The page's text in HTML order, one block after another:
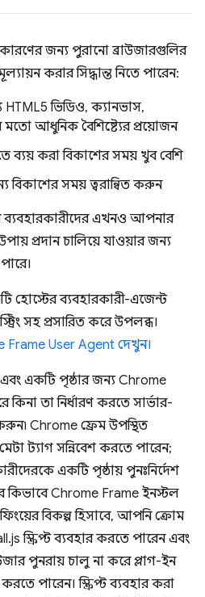
জন্য পুরানো ব্রাউজারগুলির
করার সিদ্ধান্ত নিতে পারেন:
ভিডিও, ক্যানভাস,
মতো আধুনিক বৈশিষ্ট্যের প্রয়োজন
ব্যয় করা বিকাশের সময় খুব বেশি
বিকাশের সময় ত্বরান্বিত করুন
ব্যবহারকারীদের এখনও আপনার
প্রদান চালিয়ে যাওয়ার জন্য
হোস্টের ব্যবহারকারী-এজেন্ট
সহ প্রসারিত করে উপলব্ধ।
Frame User Agent দেখুন।
একটি পৃষ্ঠার জন্য Chrome
কিনা তা নির্ধারণ করতে সার্ভার-
Chrome ফ্রেম উপস্থিত
ট্যাগ সন্নিবেশ করতে পারেন;
একটি পৃষ্ঠায় পুনঃনির্দেশ
কিভাবে Chrome Frame ইনস্টল
বিকল্প হিসাবে, আপনি ক্রোম
স্ক্রিপ্ট ব্যবহার করতে পারেন এবং
পুনরায় চালু না করে প্লাগ-ইন
পারেন। স্ক্রিপ্ট ব্যবহার করা